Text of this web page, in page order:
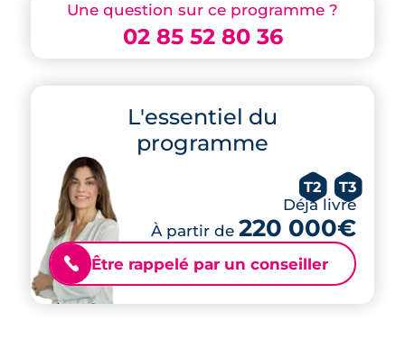
Une question sur ce programme ?
02 85 52 80 36
L'essentiel du
programme
T2 T3
Déjà livré
À partir de 220 000€
📞 Être rappelé par un conseiller